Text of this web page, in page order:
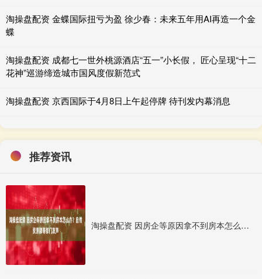
淘操盘配资 金蝶国际扭亏为盈 徐少春：未来五年用AI再造一个金
蝶
淘操盘配资 成都七一世外桃源酒店“五一”小长假， 匠心呈现“十二
花神”巡游缔造城市国风度假新范式
淘操盘配资 京西国际于4月8日上午起停牌 待刊发内幕消息
推荐资讯
淘操盘配资 因房企等原因拿不到房本怎么办？自然资源部等部门发声